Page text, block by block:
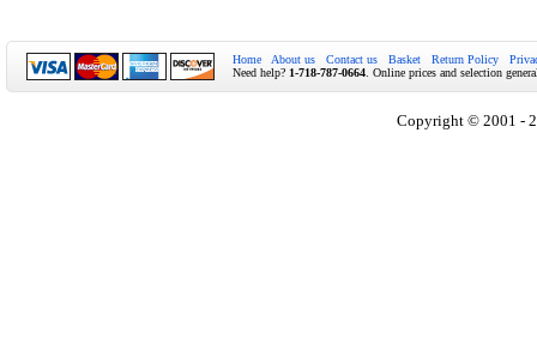
Home About us Contact us Basket Return Policy
Need help? 1-718-787-0664 . Online prices and selection
Copyright © 2001 -